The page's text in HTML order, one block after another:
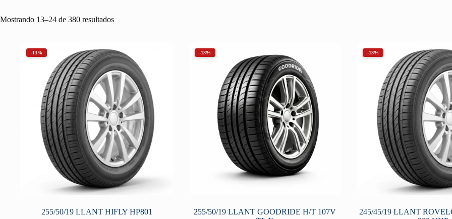
Mostrando 13–24 de 380 resultados
-13%
255/50/19 LLANT HIFLY HP801
-13%
255/50/19 LLANT GOODRIDE H/T 107V
-13%
245/45/19 LLANT